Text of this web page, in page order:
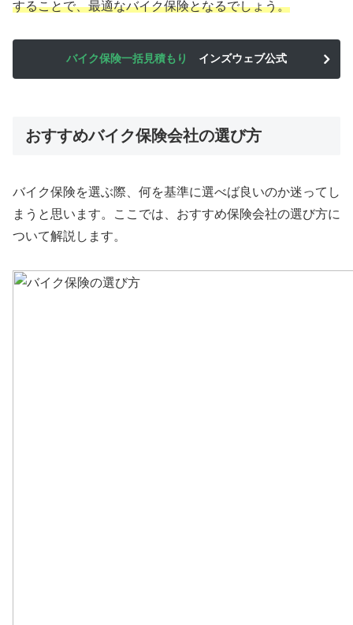
することで、最適なバイク保険となるでしょう。
バイク保険一括見積もり インズウェブ公式
おすすめバイク保険会社の選び方
バイク保険を選ぶ際、何を基準に選べば良いのか迷ってし
まうと思います。ここでは、おすすめ保険会社の選び方に
ついて解説します。